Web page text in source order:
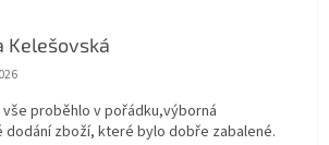
Kelešovská
obchodu je 5 z 5 hvězdiček.
proběhlo v pořádku,výborná
dodání zboží, které bylo dobře zabalené.